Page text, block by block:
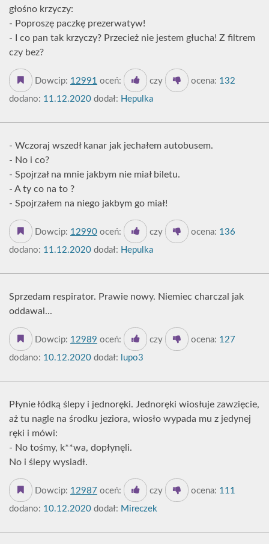
głośno krzyczy:
- Poproszę paczkę prezerwatyw!
- I co pan tak krzyczy? Przecież nie jestem głucha! Z filtrem
czy bez?
Dowcip: 12991 oceń: czy ocena: 132
dodano: 11.12.2020 dodał: Hepulka
- Wczoraj wszedł kanar jak jechałem autobusem.
- No i co?
- Spojrzał na mnie jakbym nie miał biletu.
- A ty co na to ?
- Spojrzałem na niego jakbym go miał!
Dowcip: 12990 oceń: czy ocena: 136
dodano: 11.12.2020 dodał: Hepulka
Sprzedam respirator. Prawie nowy. Niemiec charczal jak
oddawal...
Dowcip: 12989 oceń: czy ocena: 127
dodano: 10.12.2020 dodał: lupo3
Płynie łódką ślepy i jednoręki. Jednoręki wiosłuje zawzięcie,
aż tu nagle na środku jeziora, wiosło wypada mu z jedynej
ręki i mówi:
- No tośmy, k**wa, dopłynęli.
No i ślepy wysiadł.
Dowcip: 12987 oceń: czy ocena: 111
dodano: 10.12.2020 dodał: Mireczek